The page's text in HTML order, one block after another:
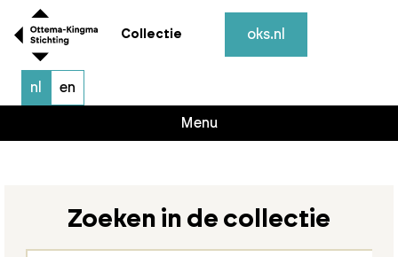
Collectie oks.nl
nl en
Menu
Zoeken in de collectie